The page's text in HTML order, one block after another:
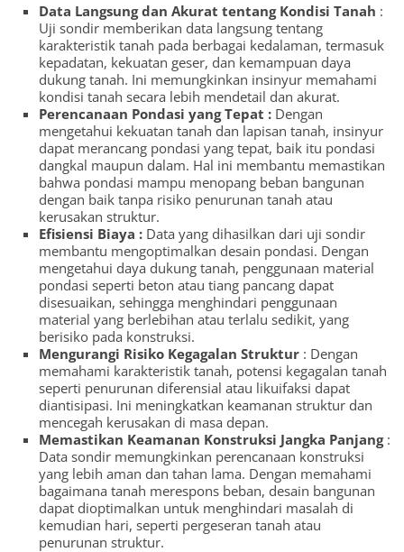
Data Langsung dan Akurat tentang Kondisi Tanah :
Uji sondir memberikan data langsung tentang
karakteristik tanah pada berbagai kedalaman, termasuk
kepadatan, kekuatan geser, dan kemampuan daya
dukung tanah. Ini memungkinkan insinyur memahami
kondisi tanah secara lebih mendetail dan akurat.
Perencanaan Pondasi yang Tepat : Dengan
mengetahui kekuatan tanah dan lapisan tanah, insinyur
dapat merancang pondasi yang tepat, baik itu pondasi
dangkal maupun dalam. Hal ini membantu memastikan
bahwa pondasi mampu menopang beban bangunan
dengan baik tanpa risiko penurunan tanah atau
kerusakan struktur.
Efisiensi Biaya : Data yang dihasilkan dari uji sondir
membantu mengoptimalkan desain pondasi. Dengan
mengetahui daya dukung tanah, penggunaan material
pondasi seperti beton atau tiang pancang dapat
disesuaikan, sehingga menghindari penggunaan
material yang berlebihan atau terlalu sedikit, yang
berisiko pada konstruksi.
Mengurangi Risiko Kegagalan Struktur : Dengan
memahami karakteristik tanah, potensi kegagalan tanah
seperti penurunan diferensial atau likuifaksi dapat
diantisipasi. Ini meningkatkan keamanan struktur dan
mencegah kerusakan di masa depan.
Memastikan Keamanan Konstruksi Jangka Panjang:
Data sondir memungkinkan perencanaan konstruksi
yang lebih aman dan tahan lama. Dengan memahami
bagaimana tanah merespons beban, desain bangunan
dapat dioptimalkan untuk menghindari masalah di
kemudian hari, seperti pergeseran tanah atau
penurunan struktur.